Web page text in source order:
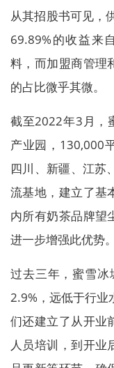
从其招股书可见，
69.89%的收益来
料，而加盟商管理
的占比微乎其微。
截至2022年3月，
产业园，130,000
四川、新疆、江苏
流基地，建立了基
内所有奶茶品牌望
进一步增强此优势。
过去三年，蜜雪冰
2.9%，远低于行业
们还建立了从开业
人员培训，到开业